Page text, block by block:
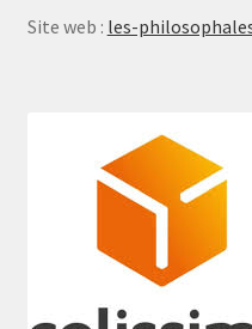
Site web : les-